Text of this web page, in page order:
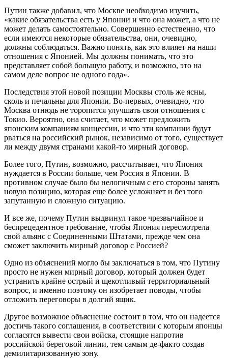
Путин также добавил, что Москве необходимо изучить,
«какие обязательства есть у Японии и что она может, а что не
может делать самостоятельно. Совершенно естественно, что
если имеются некоторые обязательства, они, очевидно,
должны соблюдаться. Важно понять, как это влияет на наши
отношения с Японией. Мы должны понимать, что это
представляет собой большую работу, и возможно, это на
самом деле вопрос не одного года».
Последствия этой новой позиции Москвы столь же ясны,
сколь и печальны для Японии. Во-первых, очевидно, что
Москва отнюдь не торопится улучшать свои отношения с
Токио. Вероятно, она считает, что может предложить
японским компаниям концессии, и что эти компании будут
рваться на российский рынок, независимо от того, существует
ли между двумя странами какой-то мирный договор.
Более того, Путин, возможно, рассчитывает, что Япония
нуждается в России больше, чем Россия в Японии. В
противном случае было бы нелогичным с его стороны занять
новую позицию, которая еще более усложняет и без того
запутанную и сложную ситуацию.
И все же, почему Путин выдвинул такое чрезвычайное и
беспрецедентное требование, чтобы Япония пересмотрела
свой альянс с Соединенными Штатами, прежде чем она
сможет заключить мирный договор с Россией?
Одно из объяснений могло бы заключаться в том, что Путину
просто не нужен мирный договор, который должен будет
устранить крайне острый и щекотливый территориальный
вопрос, и именно поэтому он изобретает поводы, чтобы
отложить переговоры в долгий ящик.
Другое возможное объяснение состоит в том, что он надеется
достичь такого соглашения, в соответствии с которым японцы
согласятся вывести свои войска, стоящие напротив
российской береговой линии, тем самым де-факто создав
демилитаризованную зону.